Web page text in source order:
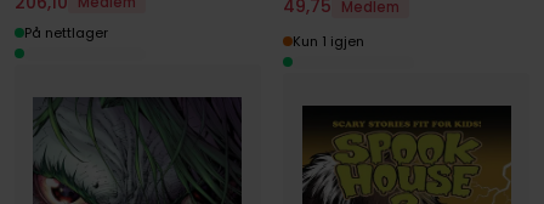
På nettlager
49,75
Medlem
Kun 1 igjen